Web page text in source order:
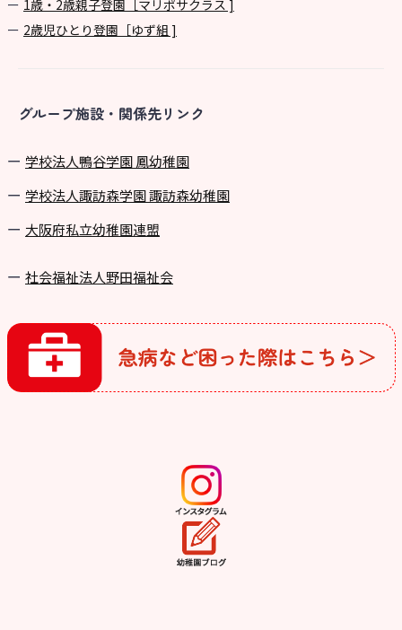
1歳・2歳親子登園［マリポサクラス ]
2歳児ひとり登園［ゆず組 ]
グループ施設・関係先リンク
学校法⼈鴨⾕学園 鳳幼稚園
学校法⼈諏訪森学園 諏訪森幼稚園
⼤阪府私⽴幼稚園連盟
社会福祉法人野田福祉会